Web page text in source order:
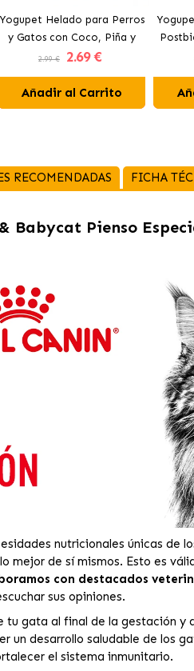
Yogupet Helado para Perros
y Gatos con Coco, Piña y
Plátano
2.99 € 2.69 €
Añadir al Carrito
RECOMENDADAS FICHA
Babycat Pienso
nutricionales únicas
mejor de sí mismos. Esto es
con destacados
sus opiniones.
gata al final de la gestación y
un desarrollo saludable de los
el sistema inmunitario.